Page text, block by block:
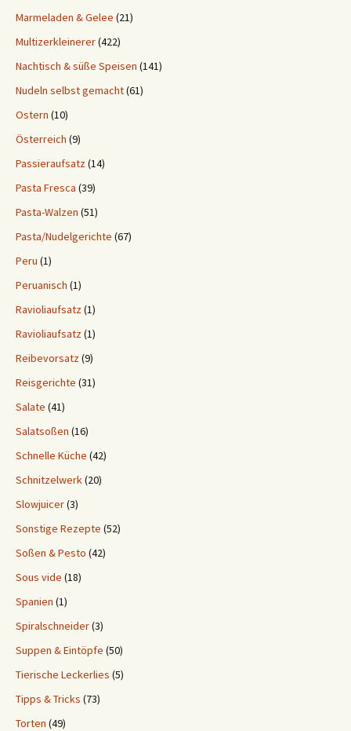
Marmeladen & Gelee (21)
Multizerkleinerer(422)
Nachtisch & süße Speisen (141)
Nudeln selbst gemacht(61)
Ostern (10)
Österreich (9)
Passieraufsatz(14)
Pasta Fresca (39)
Pasta-Walzen (51)
Pasta/Nudelgerichte (67)
Peru (1)
Peruanisch (1)
Ravioliaufsatz(1)
Ravioliaufsatz(1)
Reibevorsatz(9)
Reisgerichte (31)
Salate (41)
Salatsoßen (16)
Schnelle Küche (42)
Schnitzelwerk(20)
Slowjuicer(3)
Sonstige Rezepte (52)
Soßen & Pesto (42)
Sous vide (18)
Spanien (1)
Spiralschneider(3)
Suppen & Eintöpfe (50)
Tierische Leckerlies (5)
Tipps & Tricks (73)
Torten (49)